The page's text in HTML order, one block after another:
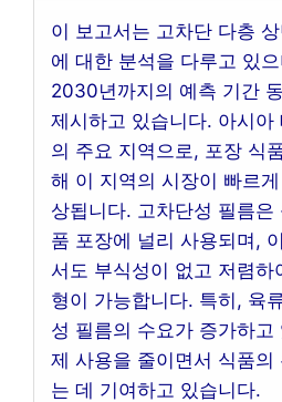
이 보고서는 고차단 다층
에 대한 분석을 다루고 있
2030년까지의 예측 기간
제시하고 있습니다. 아시아
의 주요 지역으로, 포장 식
해 이 지역의 시장이 빠르
상됩니다. 고차단성 필름은
품 포장에 널리 사용되며,
서도 부식성이 없고 저렴하
형이 가능합니다. 특히, 육
성 필름의 수요가 증가하고
제 사용을 줄이면서 식품의
는 데 기여하고 있습니다.